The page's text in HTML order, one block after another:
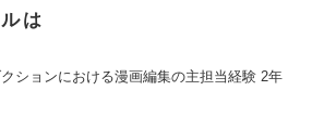
は
ションにおける漫画編集の主担当経験 2年